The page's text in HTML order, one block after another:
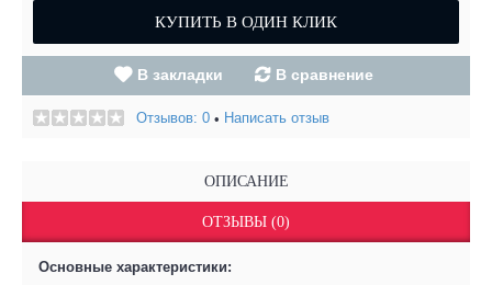
В закладки В сравнение
Отзывов: 0 • Написать отзыв
ОПИСАНИЕ
ОТЗЫВЫ (0)
Основные характеристики: